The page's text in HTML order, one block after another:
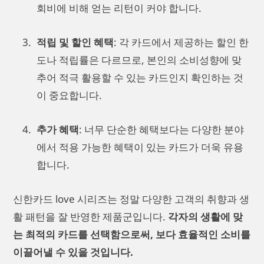
회비에 비해 얻는 리턴이 커야 합니다.
적립 및 할인 혜택: 각 카드에서 제공하는 할인 한
도나 적립률은 다르므로, 본인의 소비성향에 맞
추어 적극 활용할 수 있는 카드인지 확인하는 것
이 중요합니다.
추가 혜택: 너무 단순한 혜택보다는 다양한 분야
에서 적용 가능한 혜택이 있는 카드가 더욱 유용
합니다.
신한카드 love 시리즈는 정말 다양한 고객의 취향과 생
활 패턴을 잘 반영한 제품군입니다. 각자의 생활에 맞
는 최적의 카드를 선택함으로써, 보다 효율적인 소비를
이끌어낼 수 있을 것입니다.